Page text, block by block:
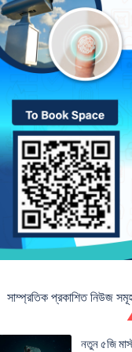
সাম্প্রতিক প্রকাশিত নিউজ
নতুন ৫জি